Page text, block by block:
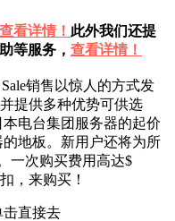
查看详情！ 此外我们还提
等服务， 查看详情！
销售以惊人的方式发
提供多种优势可供选
电台集团服务器的起价
地板。新用户还将为所
一次购买费用高达$
，来购买！
击直接去